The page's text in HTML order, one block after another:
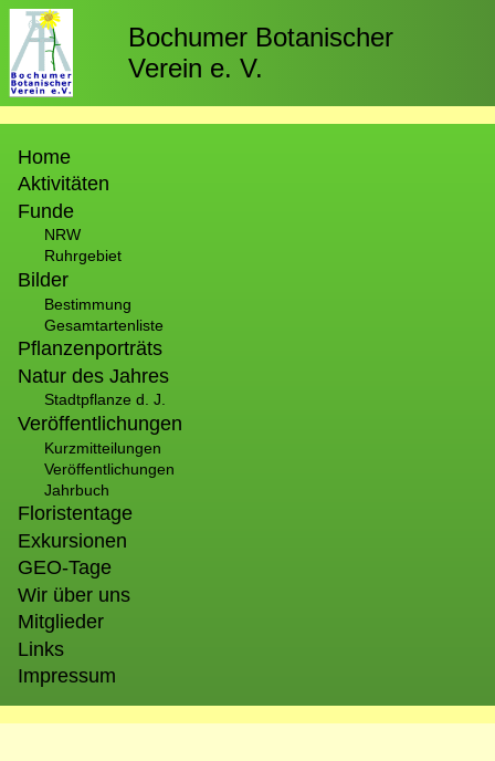
Direkt
zum
Inhalt
Bochumer Botanischer
Verein e. V.
Home
Aktivitäten
Funde
NRW
Ruhrgebiet
Bilder
Bestimmung
Gesamtartenliste
Pflanzenporträts
Natur des Jahres
Stadtpflanze d. J.
Veröffentlichungen
Kurzmitteilungen
Veröffentlichungen
Jahrbuch
Floristentage
Exkursionen
GEO-Tage
Wir über uns
Mitglieder
Links
Impressum